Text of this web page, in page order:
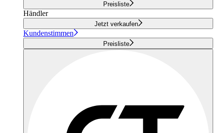
Preisliste
Händler
Jetzt verkaufen
Kundenstimmen
Preisliste